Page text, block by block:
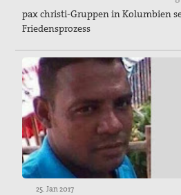
pax christi-Gruppen in Kolumbien
Friedensprozess
25. Jan 2017